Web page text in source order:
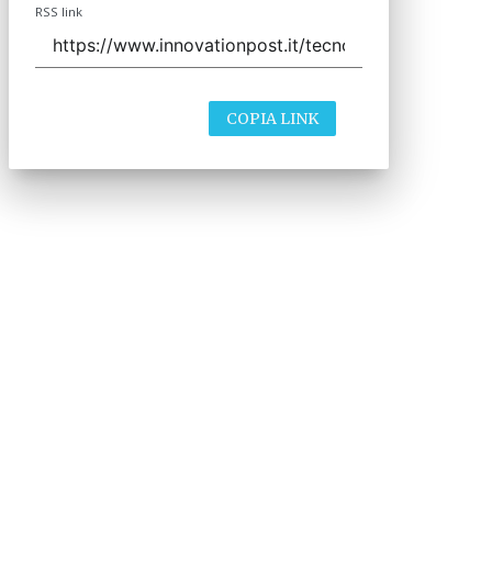
RSS link
COPIA LINK